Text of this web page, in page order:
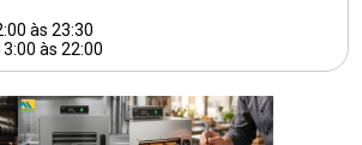
às 23:30
às 22:00